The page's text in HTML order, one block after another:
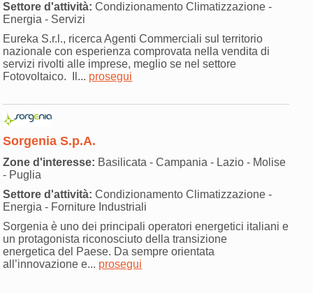
Settore d'attività: Condizionamento Climatizzazione -
Energia - Servizi
Eureka S.r.l., ricerca Agenti Commerciali sul territorio
nazionale con esperienza comprovata nella vendita di
servizi rivolti alle imprese, meglio se nel settore
Fotovoltaico. Il... prosegui
Sorgenia S.p.A.
Zone d'interesse: Basilicata - Campania - Lazio - Molise
- Puglia
Settore d'attività: Condizionamento Climatizzazione -
Energia - Forniture Industriali
Sorgenia è uno dei principali operatori energetici italiani e
un protagonista riconosciuto della transizione
energetica del Paese. Da sempre orientata
all’innovazione e... prosegui